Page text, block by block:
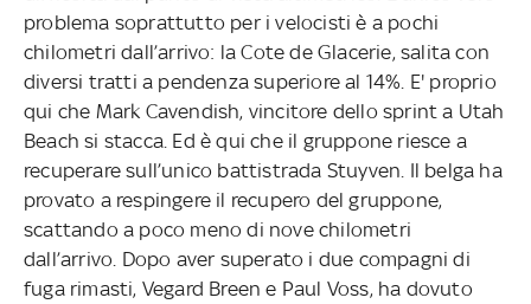
problema soprattutto per i velocisti è a pochi
chilometri dall’arrivo: la Cote de Glacerie, salita con
diversi tratti a pendenza superiore al 14%. E' proprio
qui che Mark Cavendish, vincitore dello sprint a Utah
Beach si stacca. Ed è qui che il gruppone riesce a
recuperare sull’unico battistrada Stuyven. Il belga ha
provato a respingere il recupero del gruppone,
scattando a poco meno di nove chilometri
dall’arrivo. Dopo aver superato i due compagni di
fuga rimasti, Vegard Breen e Paul Voss, ha dovuto